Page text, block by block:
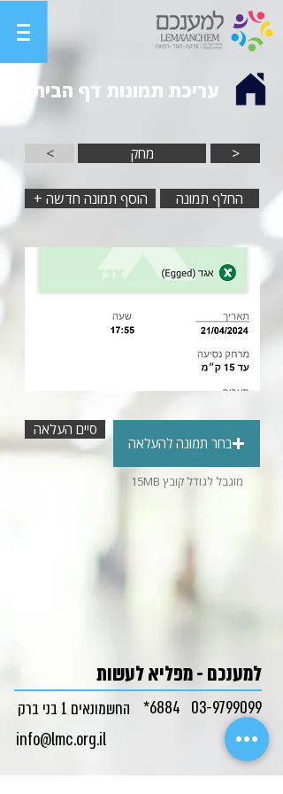
עריכת תמונות דף הבית
< מחק >
+ הוסף תמונה חדשה החלף תמונה
לחץ על בחר תמונה
להעלאה לטעינת תמונה
חדשה לדף הבית
סיים העלאה
בחר תמונה להעלאה
15MB מוגבל לגודל קובץ
למענכם - מפליא לעשות
החשמונאים 1 בני ברק 6884* 03-9799099
info@lmc.org.il